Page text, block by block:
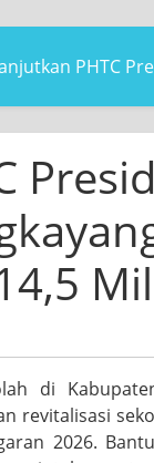
PHTC
di
revitalisasi
2026.